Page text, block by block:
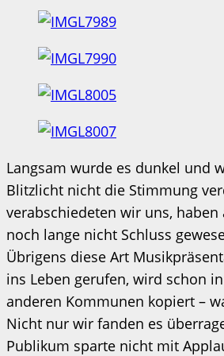
Langsam wurde es dunkel und
Blitzlicht nicht die Stimmung
verabschiedeten wir uns, haben
noch lange nicht Schluss
Übrigens diese Art
ins Leben gerufen, wird schon
anderen Kommunen kopiert –
Nicht nur wir fanden es
Publikum sparte nicht mit